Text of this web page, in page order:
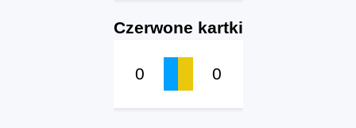
Czerwone kartki
0 0